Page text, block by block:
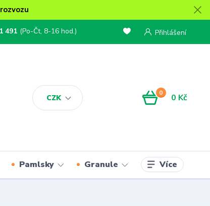
CZK
Přihlášení
491 (Po-Čt, 8-16 hod.)
0 0 Kč
Pamlsky Granule Více